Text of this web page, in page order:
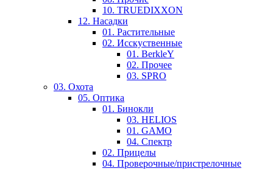
10. TRUEDIXXON
12. Насадки
01. Растительные
02. Исскуственные
01. BerkleY
02. Прочее
03. SPRO
03. Охота
05. Оптика
01. Бинокли
03. HELIOS
01. GAMO
04. Спектр
02. Прицелы
04. Проверочные/пристрелочные